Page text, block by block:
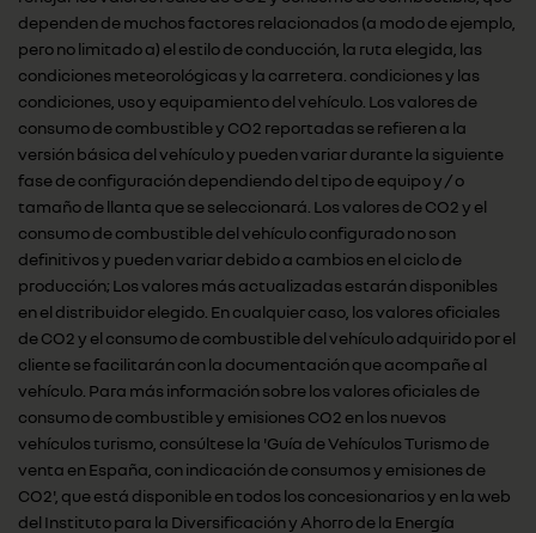
dependen de muchos factores relacionados (a modo de ejemplo,
pero no limitado a) el estilo de conducción, la ruta elegida, las
condiciones meteorológicas y la carretera. condiciones y las
condiciones, uso y equipamiento del vehículo. Los valores de
consumo de combustible y CO2 reportadas se refieren a la
versión básica del vehículo y pueden variar durante la siguiente
fase de configuración dependiendo del tipo de equipo y / o
tamaño de llanta que se seleccionará. Los valores de CO2 y el
consumo de combustible del vehículo configurado no son
definitivos y pueden variar debido a cambios en el ciclo de
producción; Los valores más actualizadas estarán disponibles
en el distribuidor elegido. En cualquier caso, los valores oficiales
de CO2 y el consumo de combustible del vehículo adquirido por el
cliente se facilitarán con la documentación que acompañe al
vehículo. Para más información sobre los valores oficiales de
consumo de combustible y emisiones CO2 en los nuevos
vehículos turismo, consúltese la 'Guía de Vehículos Turismo de
venta en España, con indicación de consumos y emisiones de
CO2', que está disponible en todos los concesionarios y en la web
del Instituto para la Diversificación y Ahorro de la Energía